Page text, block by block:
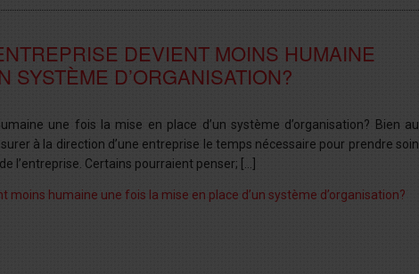
DEVIENT MOINS HUMAINE
SYSTÈME D’ORGANISATION?
une fois la mise en place d’un système d’organisation? Bien au
à la direction d’une entreprise le temps nécessaire pour prendre soin
l’entreprise. Certains pourraient penser; […]
moins humaine une fois la mise en place d’un système d’organisation?